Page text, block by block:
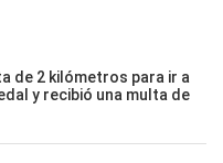
de 2 kilómetros para ir a
y recibió una multa de